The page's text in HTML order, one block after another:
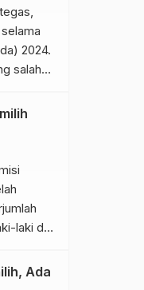
2024.
salah
laki dan
Ada